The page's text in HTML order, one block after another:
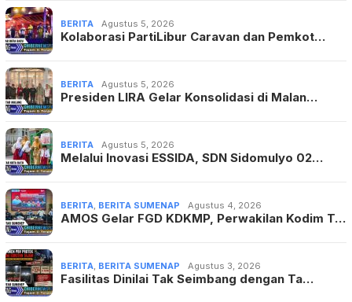
BERITA Agustus 5, 2026
Kolaborasi PartiLibur Caravan dan Pemkot…
BERITA Agustus 5, 2026
Presiden LIRA Gelar Konsolidasi di Malan…
BERITA Agustus 5, 2026
Melalui Inovasi ESSIDA, SDN Sidomulyo 02…
BERITA, BERITA SUMENAP Agustus 4, 2026
AMOS Gelar FGD KDKMP, Perwakilan Kodim T…
BERITA, BERITA SUMENAP Agustus 3, 2026
Fasilitas Dinilai Tak Seimbang dengan Ta…